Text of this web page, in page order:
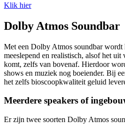
Klik hier
Dolby Atmos Soundbar
Met een Dolby Atmos soundbar wordt
meeslepend en realistisch, alsof het
komt, zelfs van bovenaf. Hierdoor
shows en muziek nog boeiender. Bij
het zelfs bioscoopkwaliteit geluid
Meerdere speakers of
Er zijn twee soorten Dolby Atmos